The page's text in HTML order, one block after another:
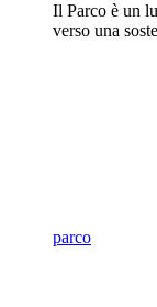
Il Parco è un
verso una
parco